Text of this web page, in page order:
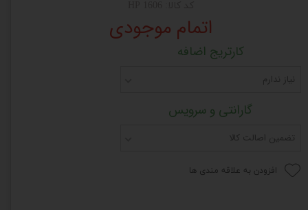
اتمام موجودی
کارتریج اضافه
نیاز ندارم
گارانتی و سرویس
تضمین اصالت کالا
افزودن به علاقه مندی ها